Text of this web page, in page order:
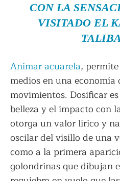
CON LA
VISITADO EL
Animar acuarela,
medios en una economía
movimientos. Dosificar
belleza y el impacto con
otorga un valor lírico y
oscilar del visillo de una
como a la primera
golondrinas que dibujan